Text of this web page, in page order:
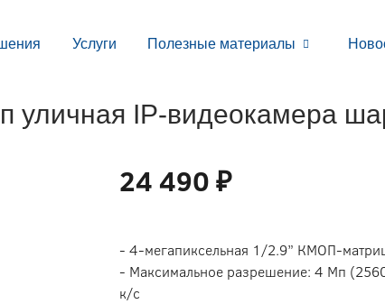
Услуги Полезные материалы
уличная IP-видеокамера
24 490 ₽
- 4-мегапиксельная 1/2.9” КМОП-
- Максимальное разрешение: 4 Мп
к/с